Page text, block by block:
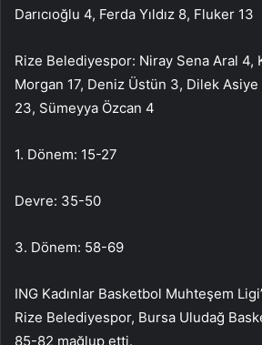
Darıcıoğlu 4, Ferda Yıldız 8, Fluker 13
Rize Belediyespor: Niray Sena Aral 4,
Morgan 17, Deniz Üstün 3, Dilek
23, Sümeyya Özcan 4
1. Dönem: 15-27
Devre: 35-50
3. Dönem: 58-69
ING Kadınlar Basketbol Muhteşem
Rize Belediyespor, Bursa Uludağ
85-82 mağlup etti.